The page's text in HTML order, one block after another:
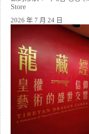
Store
2026 年 7 月 24 日